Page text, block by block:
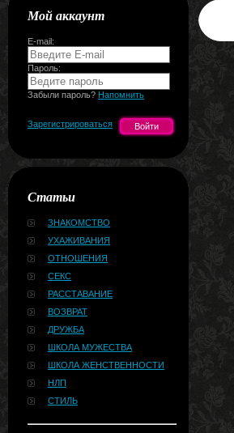
Мой аккаунт
E-mail:
Пароль:
Забыли пароль? Напомнить
Зарегистрироваться
Статьи
ЗНАКОМСТВО
УХАЖИВАНИЯ
ОТНОШЕНИЯ
СЕКС
РАССТАВАНИЕ
ВОЗВРАТ
ДРУЖБА
ШКОЛА МУЖЕСТВА
ШКОЛА ЖЕНСТВЕННОСТИ
НЛП
СТИЛЬ